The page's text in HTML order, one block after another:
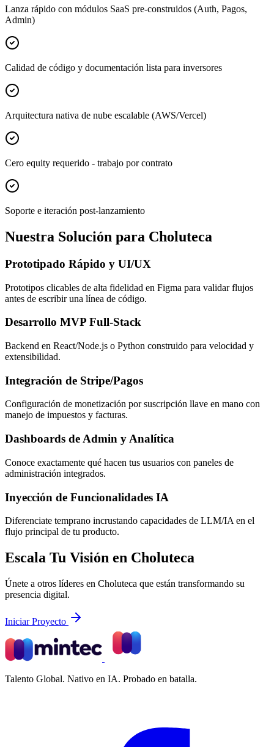
Lanza rápido con módulos SaaS pre-construidos (Auth, Pagos,
Admin)
Calidad de código y documentación lista para inversores
Arquitectura nativa de nube escalable (AWS/Vercel)
Cero equity requerido - trabajo por contrato
Soporte e iteración post-lanzamiento
Nuestra Solución para Choluteca
Prototipado Rápido y UI/UX
Prototipos clicables de alta fidelidad en Figma para validar flujos
antes de escribir una línea de código.
Desarrollo MVP Full-Stack
Backend en React/Node.js o Python construido para velocidad y
extensibilidad.
Integración de Stripe/Pagos
Configuración de monetización por suscripción llave en mano con
manejo de impuestos y facturas.
Dashboards de Admin y Analítica
Conoce exactamente qué hacen tus usuarios con paneles de
administración integrados.
Inyección de Funcionalidades IA
Diferenciate temprano incrustando capacidades de LLM/IA en el
flujo principal de tu producto.
Escala Tu Visión en Choluteca
Únete a otros líderes en Choluteca que están transformando su
presencia digital.
Iniciar Proyecto
Talento Global. Nativo en IA. Probado en batalla.